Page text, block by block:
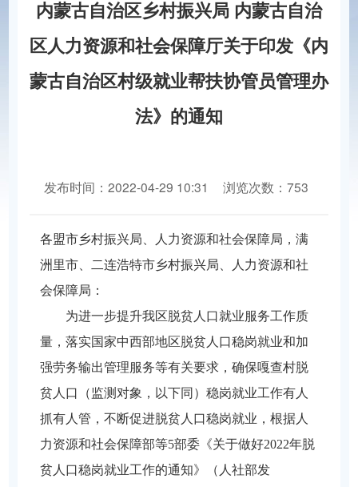
内蒙古自治区乡村振兴局 内蒙古自治
区人力资源和社会保障厅关于印发《内
蒙古自治区村级就业帮扶协管员管理办
法》的通知
发布时间：2022-04-29 10:31 浏览次数：753
各盟市乡村振兴局、人力资源和社会保障局，满
洲里市、二连浩特市乡村振兴局、人力资源和社
会保障局：
为进一步提升我区脱贫人口就业服务工作质
量，落实国家中西部地区脱贫人口稳岗就业和加
强劳务输出管理服务等有关要求，确保嘎查村脱
贫人口（监测对象，以下同）稳岗就业工作有人
抓有人管，不断促进脱贫人口稳岗就业，根据人
力资源和社会保障部等5部委《关于做好2022年脱
贫人口稳岗就业工作的通知》（人社部发